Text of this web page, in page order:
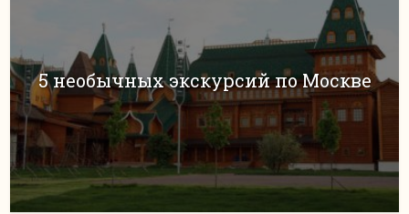
5 необычных экскурсий по Москве